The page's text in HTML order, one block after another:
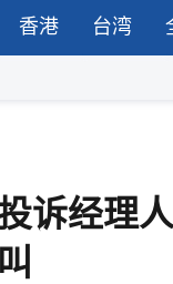
香港 台湾
诉经理